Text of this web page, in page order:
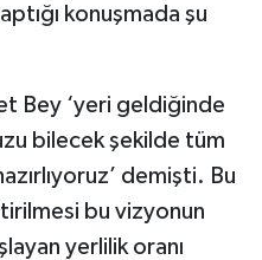
konuşmada şu
Bey ‘yeri geldiğinde
bilecek şekilde tüm
demişti. Bu
bu vizyonun
yerlilik oranı